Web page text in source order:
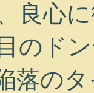
良心
のド
落の